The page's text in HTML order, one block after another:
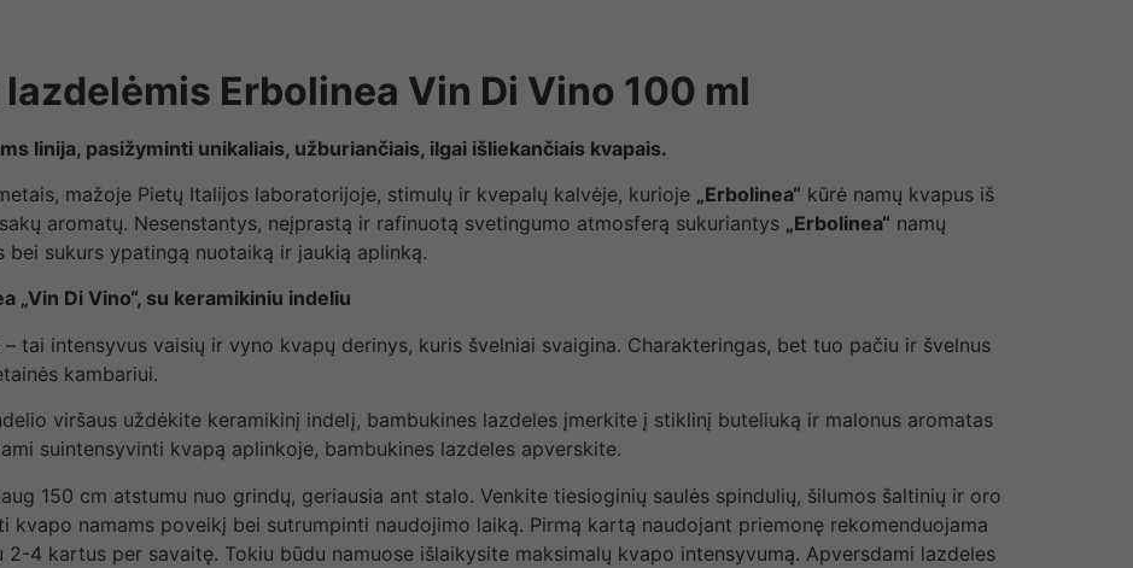
Erbolinea Vin Di Vino 100 ml
linija, pasižyminti unikaliais, užburiančiais, ilgai išliekančiais kvapais.
mažoje Pietų Italijos laboratorijoje, stimulų ir kvepalų kalvėje, kurioje „Erbolinea“ kūrė namų kvapus iš
aromatų. Nesenstantys, neįprastą ir rafinuotą svetingumo atmosferą sukuriantys „Erbolinea“ namų
bei sukurs ypatingą nuotaiką ir jaukią aplinką.
„Vin Di Vino“, su keramikiniu indeliu
– tai intensyvus vaisių ir vyno kvapų derinys, kuris švelniai svaigina. Charakteringas, bet tuo pačiu ir švelnus
kambariui.
viršaus uždėkite keramikinį indelį, bambukines lazdeles įmerkite į stiklinį buteliuką ir malonus aromatas
suintensyvinti kvapą aplinkoje, bambukines lazdeles apverskite.
150 cm atstumu nuo grindų, geriausia ant stalo. Venkite tiesioginių saulės spindulių, šilumos šaltinių ir oro
kvapo namams poveikį bei sutrumpinti naudojimo laiką. Pirmą kartą naudojant priemonę rekomenduojama
4 kartus per savaitę. Tokiu būdu namuose išlaikysite maksimalų kvapo intensyvumą. Apversdami lazdeles